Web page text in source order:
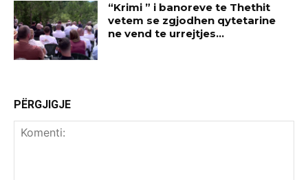
“Krimi ” i banoreve te Thethit
vetem se zgjodhen qytetarine
ne vend te urrejtjes…
PËRGJIGJE